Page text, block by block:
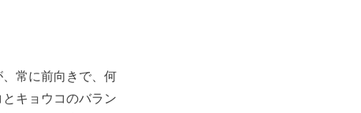
常に前向きで、何
キョウコのバラン